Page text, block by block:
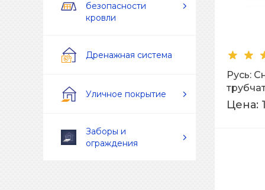
безопасности
кровли
Дренажная система
Уличное покрытие
Заборы и
ограждения
Русь:
L=3м
Цена: